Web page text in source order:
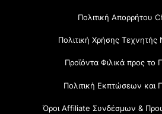
Πολιτική Απορρήτου
Πολιτική Χρήσης
Προϊόντα Φιλικά προς το
Πολιτική Εκπτώσεων και
Όροι Affiliate Συνδέσμων &